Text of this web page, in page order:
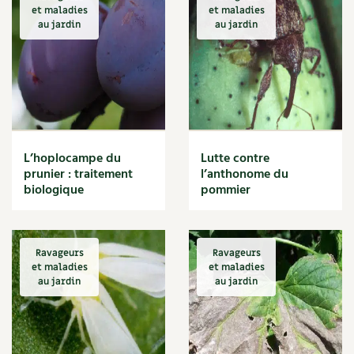
Carnets de saison
4 saisons
Actualités
Vidéos et podcasts
Secrets d’abonné
Tous au jardin ! avec Pascal
La vie secrète du jardin
Le conseil "express" des 4 saisons
Les sons des poules
Secrets d'abonné
Astuces de jardinier
Autonomie et permaculture avec David
L'autonomie au jardin en 12 leçons
Tous au jardin ! | RCF
et maladies
au jardin
L’hoplocampe du
prunier : traitement
biologique
et maladies
au jardin
Lutte contre
l’anthonome du
pommier
Ravageurs
et maladies
au jardin
Ravageurs
et maladies
au jardin